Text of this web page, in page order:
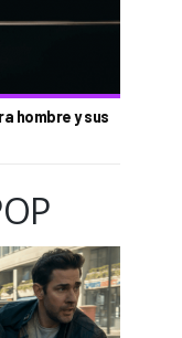
hombre y sus